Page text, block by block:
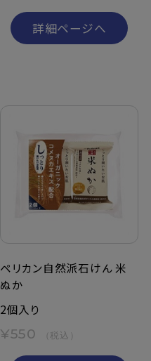
詳細ページへ
ペリカン自然派石けん 米
ぬか
2個入り
¥550 （税込）